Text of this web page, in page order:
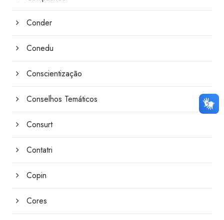
Conder
Conedu
Conscientização
Conselhos Temáticos
Consurt
Contatri
Copin
Cores